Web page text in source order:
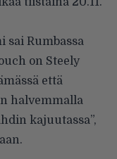
sai Rumbassa
on Steely
että
halvemmalla
kajuutassa”,